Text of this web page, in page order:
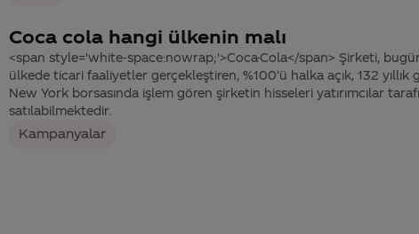
Coca cola hangi ülkenin malı
<span style='white-space:nowrap;'>Coca-Cola</span> Şirketi,
ülkede ticari faaliyetler gerçekleştiren, %100’ü halka açık, 132 yıllık
New York borsasında işlem gören şirketin hisseleri yatırımcılar
satılabilmektedir.
Kampanyalar